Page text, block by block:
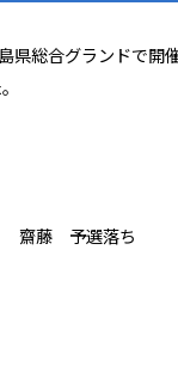
県総合グランドで開
齋藤 予選落ち